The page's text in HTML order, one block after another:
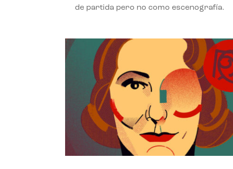
de partida pero no como escenografía.